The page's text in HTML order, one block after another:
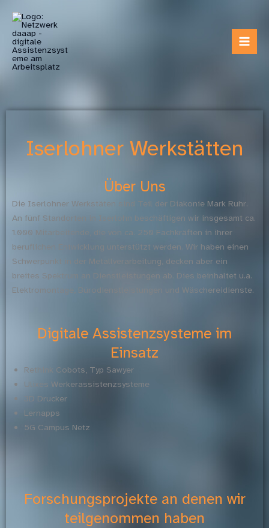
Inhalt
springen
Iserlohner Werkstätten
Über Uns
Die Iserlohner Werkstäten sind Teil der Diakonie Mark Ruhr.
An fünf Standorten in Iserlohn beschäftigen wir insgesamt ca.
1.000 Mitarbeitende, die von ca. 250 Fachkräften in ihrer
beruflichen Entwicklung unterstützt werden. Wir haben einen
Schwerpunkt in der Metallverarbeitung, decken aber ein
breites Spektrum an Dienstleistungen ab. Dies beinhaltet u.a.
Elektromontage, Bürodienstleistungen und Wäschereidienste.
Digitale Assistenzsysteme im
Einsatz
Rethink Cobots, Typ Sawyer
Ulixes Werkerassistenzsysteme
3D Drucker
Lernapps
5G Campus Netz
Forschungsprojekte an denen wir
teilgenommen haben